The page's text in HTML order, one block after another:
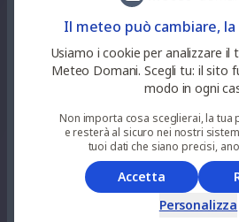
21
100%
UV 5
22° UV 2
UV 0
Il meteo può cambiare,
Usiamo i cookie per analizzare il
Meteo Domani. Scegli tu: il sito
modo in ogni
Non importa cosa sceglierai, la tua
e resterà al sicuro nei nostri
tuoi dati che siano precisi,
Accetta
Personalizza